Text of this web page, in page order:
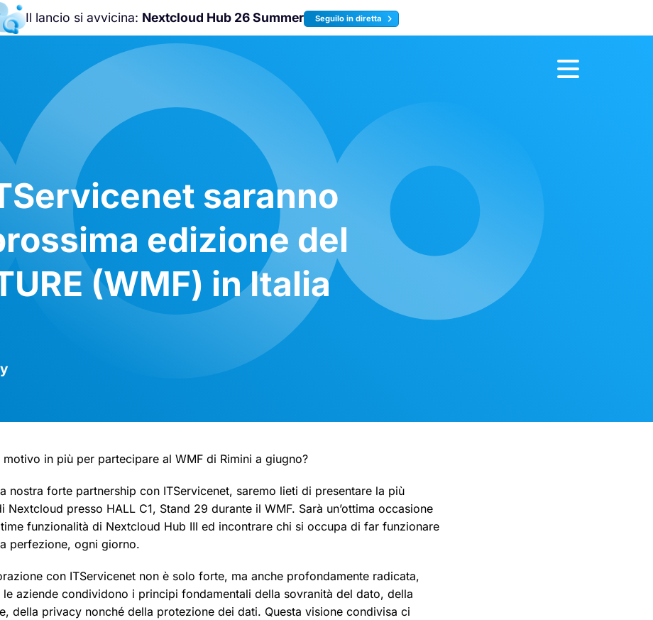
Il lancio si avvicina: Nextcloud Hub 26 Summer Seguilo in diretta
Nextcloud Community
saranno
edizione del
(WMF) in Italia
motivo in più per partecipare al WMF di Rimini a giugno?
nostra forte partnership con ITServicenet, saremo lieti di presentare la più
Nextcloud presso HALL C1, Stand 29 durante il WMF. Sarà un’ottima occasione
funzionalità di Nextcloud Hub III ed incontrare chi si occupa di far funzionare
perfezione, ogni giorno.
con ITServicenet non è solo forte, ma anche profondamente radicata,
le aziende condividono i principi fondamentali della sovranità del dato, della
della privacy nonché della protezione dei dati. Questa visione condivisa ci